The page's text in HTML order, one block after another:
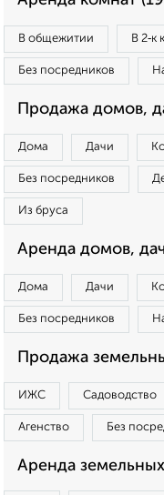
В общежитии В 2‑к
Без посредников
Продажа домов,
Дома Дачи
Без посредников
Из бруса
Аренда домов,
Дома Дачи
Без посредников
Продажа
ИЖС Садоводство
Агенство Без
Аренда